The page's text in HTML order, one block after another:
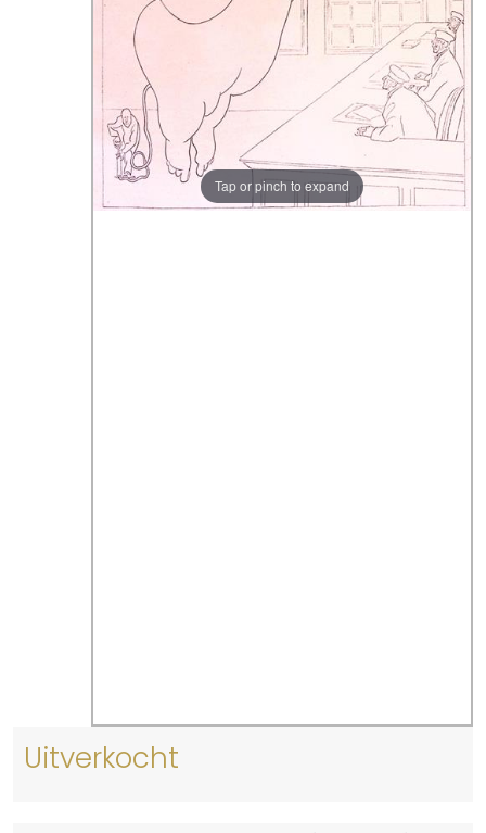
Tap or pinch to expand
Uitverkocht